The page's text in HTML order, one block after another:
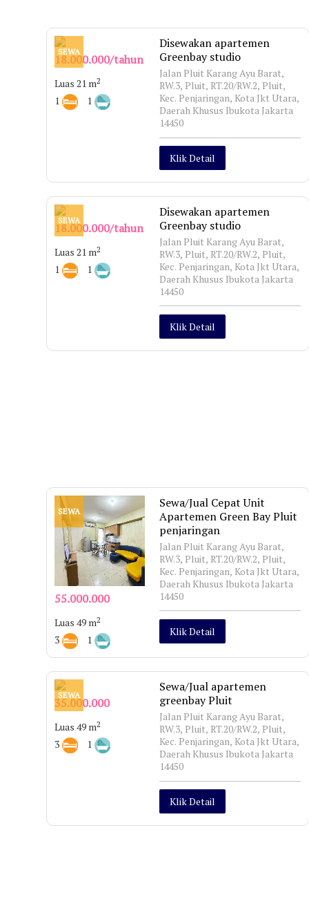
SEWA
18.000.000/tahun
Luas 21 m2
1 1
Disewakan apartemen
Greenbay studio
Jalan Pluit Karang Ayu Barat,
RW.3, Pluit, RT.20/RW.2, Pluit,
Kec. Penjaringan, Kota Jkt Utara,
Daerah Khusus Ibukota Jakarta
14450
Klik Detail
SEWA
18.000.000/tahun
Luas 21 m2
1 1
Disewakan apartemen
Greenbay studio
Jalan Pluit Karang Ayu Barat,
RW.3, Pluit, RT.20/RW.2, Pluit,
Kec. Penjaringan, Kota Jkt Utara,
Daerah Khusus Ibukota Jakarta
14450
Klik Detail
SEWA
55.000.000
Luas 49 m2
3 1
Sewa/Jual Cepat Unit
Apartemen Green Bay Pluit
penjaringan
Jalan Pluit Karang Ayu Barat,
RW.3, Pluit, RT.20/RW.2, Pluit,
Kec. Penjaringan, Kota Jkt Utara,
Daerah Khusus Ibukota Jakarta
14450
Klik Detail
SEWA
35.000.000
Luas 49 m2
3 1
Sewa/Jual apartemen
greenbay Pluit
Jalan Pluit Karang Ayu Barat,
RW.3, Pluit, RT.20/RW.2, Pluit,
Kec. Penjaringan, Kota Jkt Utara,
Daerah Khusus Ibukota Jakarta
14450
Klik Detail